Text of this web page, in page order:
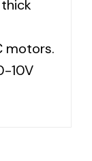
motors.
10V